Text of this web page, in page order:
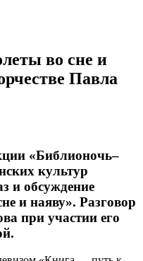
во сне и
Павла
«Библионочь–
культур
и обсуждение
и наяву». Разговор
при участии его